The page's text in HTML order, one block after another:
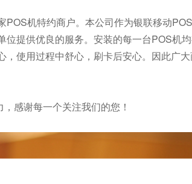
机特约商户。本公司作为银联移动
提供优良的服务。安装的每一台POS机
使用过程中舒心，刷卡后安心。因此广
感谢每一个关注我们的您！